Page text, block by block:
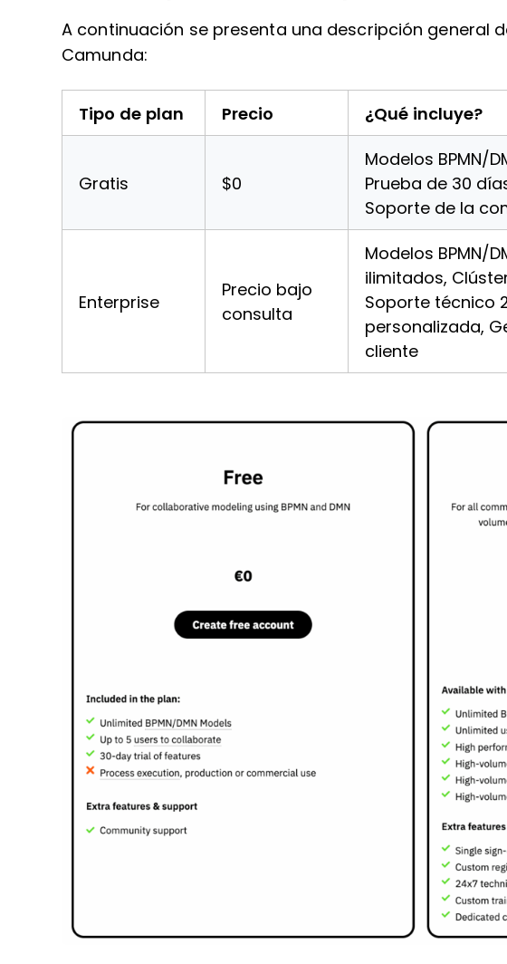
A continuación se presenta una descripción general
Camunda:
Tipo de plan Precio ¿Qué incluye?
Gratis $0
Modelos BPMN/
Prueba de 30
Soporte de la
Enterprise
Precio bajo
consulta
Modelos BPMN/
ilimitados,
Soporte técnico
personalizada,
cliente